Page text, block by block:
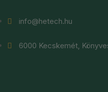
info@hetech.hu
6000 Kecskemét,